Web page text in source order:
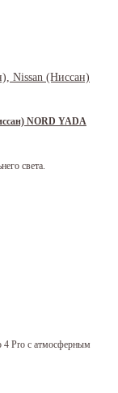
NORD YADA
света.
4 Pro с атмосферным